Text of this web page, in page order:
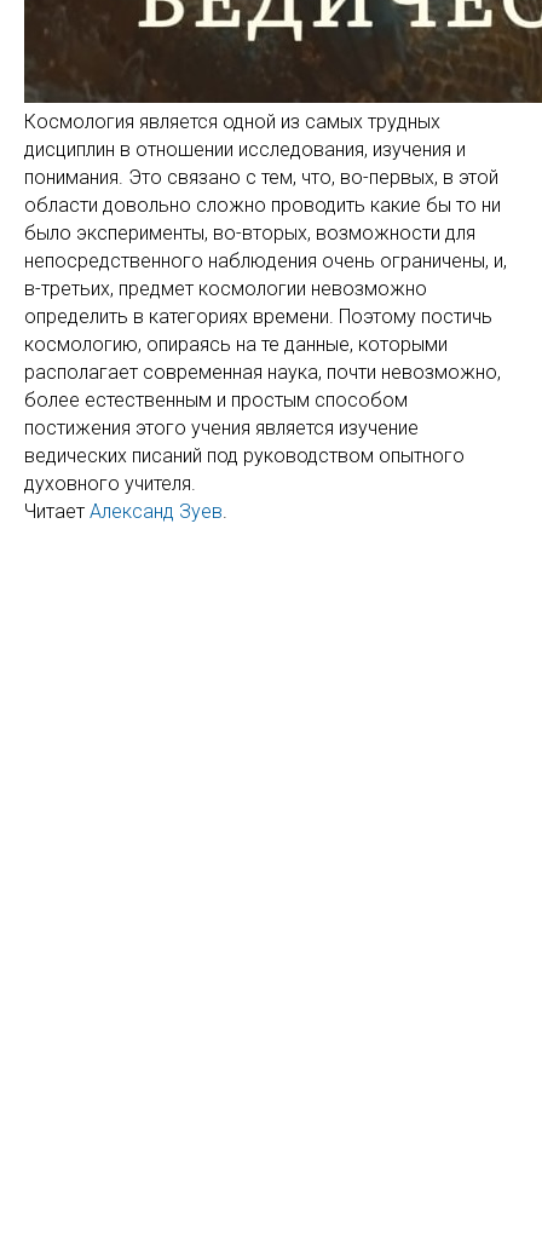
Космология является одной из самых трудных
дисциплин в отношении исследования, изучения и
понимания. Это связано с тем, что, во-первых, в этой
области довольно сложно проводить какие бы то ни
было эксперименты, во-вторых, возможности для
непосредственного наблюдения очень ограничены, и,
в-третьих, предмет космологии невозможно
определить в категориях времени. Поэтому постичь
космологию, опираясь на те данные, которыми
располагает современная наука, почти невозможно,
более естественным и простым способом
постижения этого учения является изучение
ведических писаний под руководством опытного
духовного учителя.
Читает Александ Зуев.